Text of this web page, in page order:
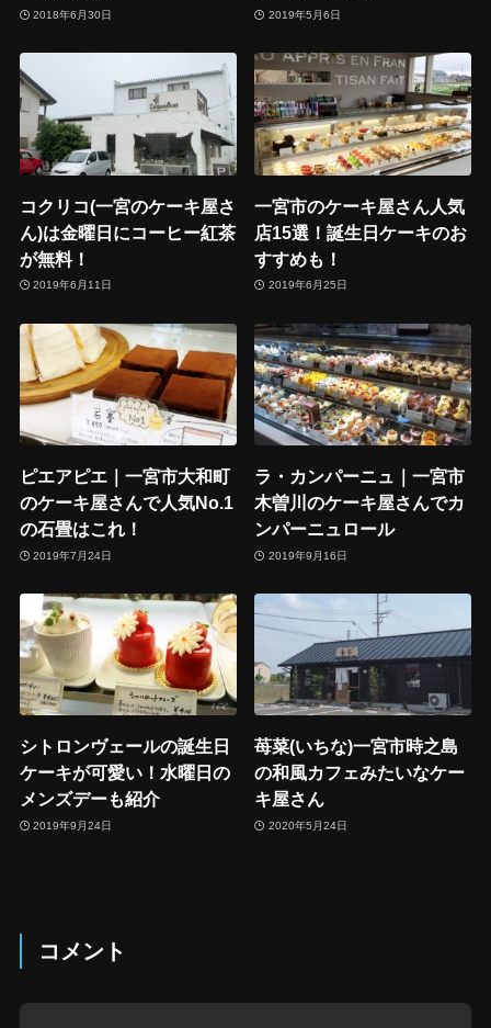
2018年6月30日 2019年5月6日
コクリコ(一宮のケーキ屋さ
ん)は金曜日にコーヒー紅茶
が無料！
2019年6月11日
一宮市のケーキ屋さん人気
店15選！誕生日ケーキのお
すすめも！
2019年6月25日
ピエアピエ｜一宮市大和町
のケーキ屋さんで人気No.1
の石畳はこれ！
2019年7月24日
ラ・カンパーニュ｜一宮市
木曽川のケーキ屋さんでカ
ンパーニュロール
2019年9月16日
シトロンヴェールの誕生日
ケーキが可愛い！水曜日の
メンズデーも紹介
2019年9月24日
苺菜(いちな)一宮市時之島
の和風カフェみたいなケー
キ屋さん
2020年5月24日
コメント